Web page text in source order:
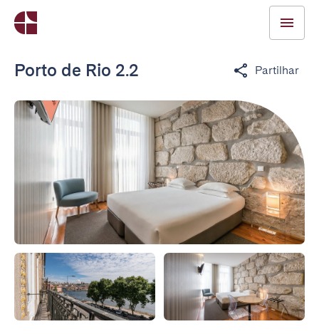
Porto de Rio 2.2 Partilhar